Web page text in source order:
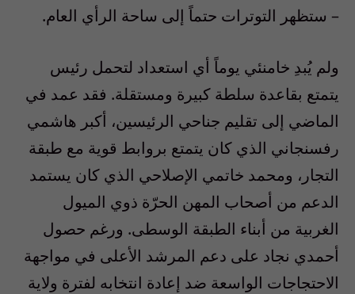
– ستظهر التوترات حتماً إلى ساحة الرأي العام.
ولم يُبدِ خامنئي يوماً أي استعداد لتحمل رئيس
يتمتع بقاعدة سلطة كبيرة ومستقلة. فقد عمد في
الماضي إلى تقليم جناحي الرئيسين، أكبر هاشمي
رفسنجاني الذي كان يتمتع بروابط قوية مع طبقة
التجار، ومحمد خاتمي الإصلاحي الذي كان يستمد
الدعم من أصحاب المهن الحرّة ذوي الميول
الغربية من أبناء الطبقة الوسطى. ورغم حصول
أحمدي نجاد على دعم المرشد الأعلى في مواجهة
الاحتجاجات الواسعة ضد إعادة انتخابه لفترة ولاية